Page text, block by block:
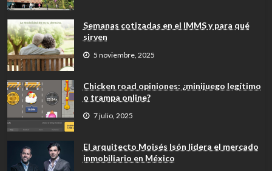
Semanas cotizadas en el IMMS y para qué
sirven
5 noviembre, 2025
Chicken road opiniones: ¿minijuego legítimo
o trampa online?
7 julio, 2025
El arquitecto Moisés Isón lidera el mercado
inmobiliario en México